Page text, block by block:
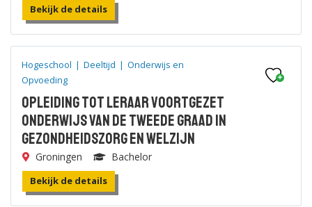
Bekijk de details
Hogeschool | Deeltijd | Onderwijs en
Opvoeding
Opleiding tot leraar voortgezet
onderwijs van de tweede graad in
Gezondheidszorg en Welzijn
Groningen Bachelor
Bekijk de details